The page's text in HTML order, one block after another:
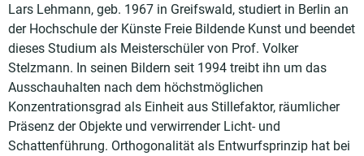
Lars Lehmann, geb. 1967 in Greifswald, studiert in Berlin an
der Hochschule der Künste Freie Bildende Kunst und beendet
dieses Studium als Meisterschüler von Prof. Volker
Stelzmann. In seinen Bildern seit 1994 treibt ihn um das
Ausschauhalten nach dem höchstmöglichen
Konzentrationsgrad als Einheit aus Stillefaktor, räumlicher
Präsenz der Objekte und verwirrender Licht- und
Schattenführung. Orthogonalität als Entwurfsprinzip hat bei